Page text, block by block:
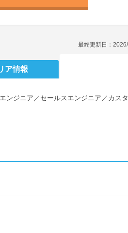
最終更新日：
ア情報
ジニア／セールスエンジニア／カス